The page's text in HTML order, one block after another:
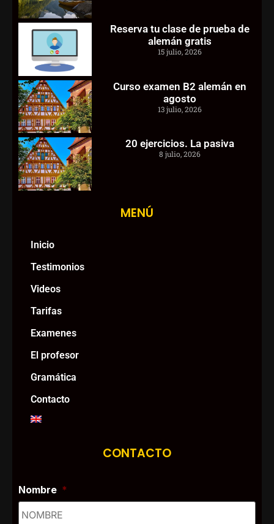
Reserva tu clase de prueba de
alemán gratis
15 julio, 2026
Curso examen B2 alemán en
agosto
13 julio, 2026
20 ejercicios. La pasiva
8 julio, 2026
MENÚ
Inicio
Testimonios
Videos
Tarifas
Examenes
El profesor
Gramática
Contacto
CONTACTO
Nombre *